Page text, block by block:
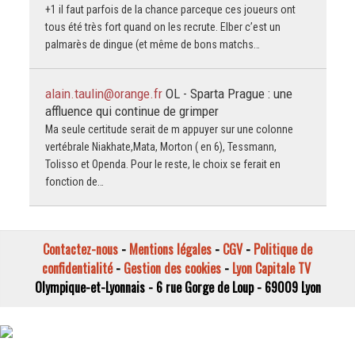
+1 il faut parfois de la chance parceque ces joueurs ont
tous été très fort quand on les recrute. Elber c’est un
palmarès de dingue (et même de bons matchs…
alain.taulin@orange.fr OL - Sparta Prague : une
affluence qui continue de grimper
Ma seule certitude serait de m appuyer sur une colonne
vertébrale Niakhate,Mata, Morton ( en 6), Tessmann,
Tolisso et Openda. Pour le reste, le choix se ferait en
fonction de…
Contactez-nous - Mentions légales - CGV- Politique de
confidentialité- Gestion des cookies- Lyon Capitale TV
Olympique-et-Lyonnais - 6 rue Gorge de Loup - 69009 Lyon